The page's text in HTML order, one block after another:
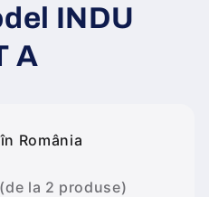
INDU
A
România
(de la 2 produse)